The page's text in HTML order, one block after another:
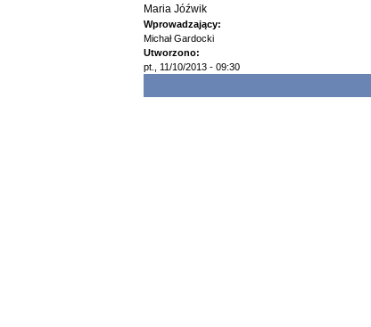
Maria Jóźwik
Wprowadzający:
Michał Gardocki
Utworzono:
pt., 11/10/2013 - 09:30